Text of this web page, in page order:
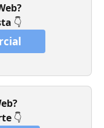
👇
👇